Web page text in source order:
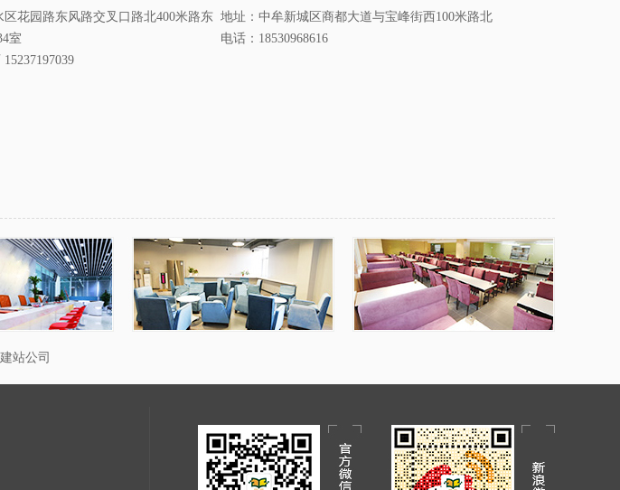
花园路东风路交叉口路北400米路东
室
地址：中牟新城区商都大道与宝峰街西100米路北
电话：18530968616
建站公司